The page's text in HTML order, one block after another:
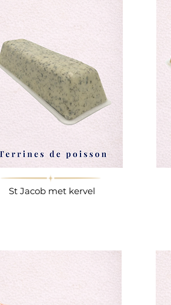
St Jacob met kervel